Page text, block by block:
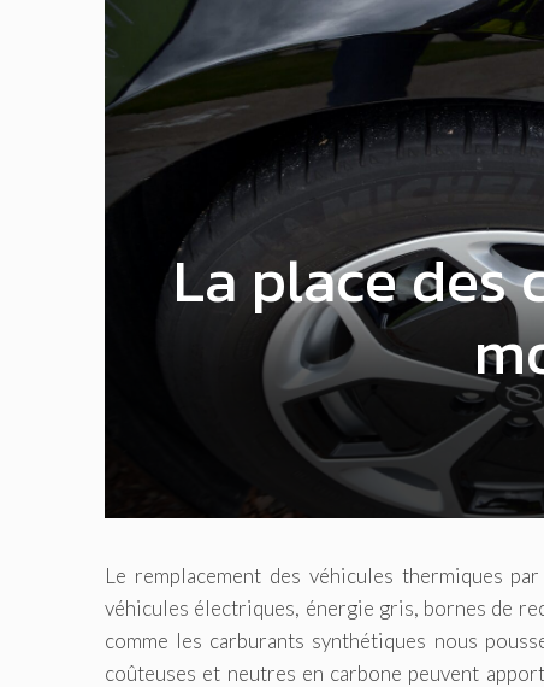
La place des
Le remplacement des véhicules thermiques
véhicules électriques, énergie gris, bornes de
comme les carburants synthétiques nous
coûteuses et neutres en carbone peuvent